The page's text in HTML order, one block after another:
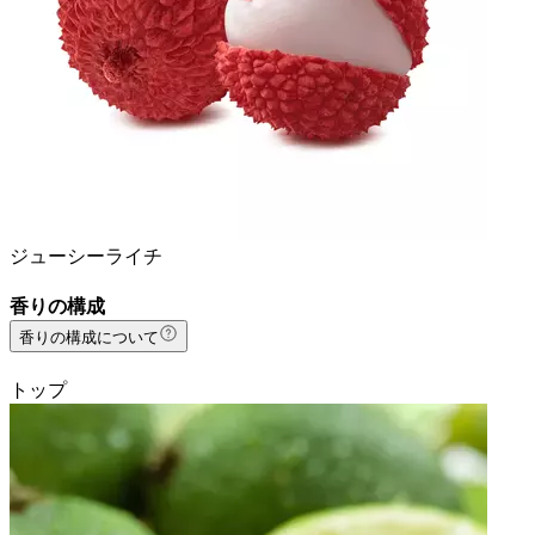
ジューシーライチ
香りの構成
香りの構成について
トップ